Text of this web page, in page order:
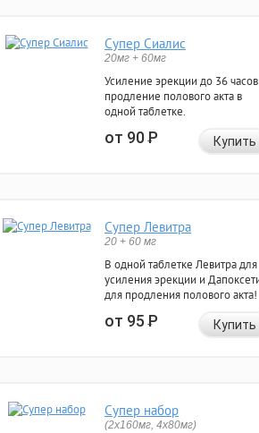
Супер Сиалис
20мг + 60мг
Усиление эрекции до 36
продление полового акта в
одной таблетке.
от 90Р Купить
Супер Левитра
20 + 60 мг
В одной таблетке Левитра для
усиления эрекции и
для продления полового акта!
от 95Р Купить
Супер набор
(2х160мг, 4х80мг)